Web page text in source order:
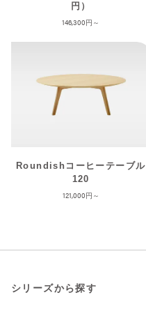
円）
146,300
Roundishコーヒーテーブル
120
121,000
シリーズから探す